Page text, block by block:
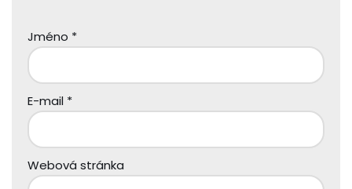
Jméno *
E-mail *
Webová stránka